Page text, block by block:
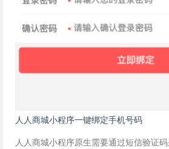
人人商城小程序一键绑定手机号码
人人商城小程序原生需要通过短信验证